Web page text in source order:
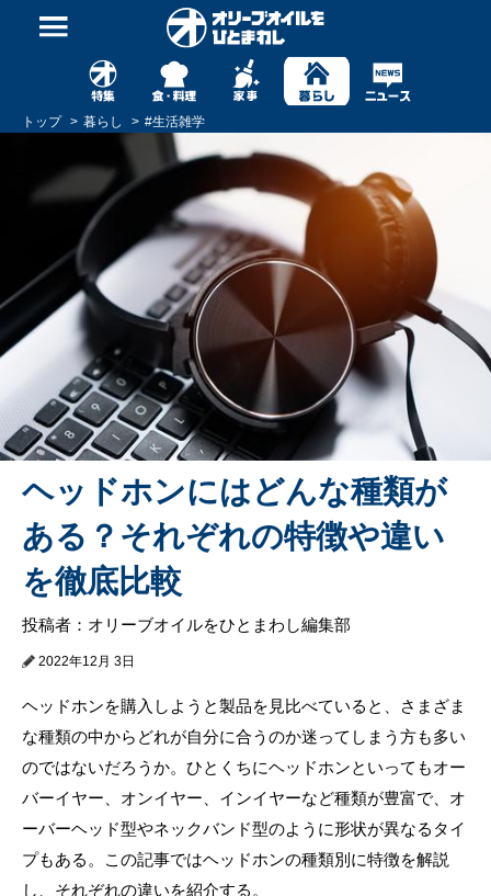
トップ 暮らし #生活雑学
ヘッドホンにはどんな種類が
ある？それぞれの特徴や違い
を徹底比較
投稿者：オリーブオイルをひとまわし編集部
2022年12月 3日
ヘッドホンを購入しようと製品を見比べていると、さまざま
な種類の中からどれが自分に合うのか迷ってしまう方も多い
のではないだろうか。ひとくちにヘッドホンといってもオー
バーイヤー、オンイヤー、インイヤーなど種類が豊富で、オ
ーバーヘッド型やネックバンド型のように形状が異なるタイ
プもある。この記事ではヘッドホンの種類別に特徴を解説
し、それぞれの違いを紹介する。